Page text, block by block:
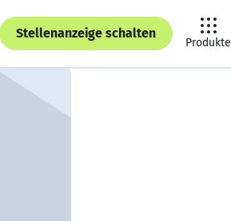
Stellenanzeige schalten
Produkte